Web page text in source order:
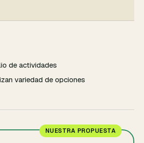
de actividades
variedad de opciones
NUESTRA PROPUESTA